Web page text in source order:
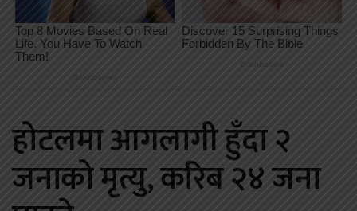
होटलमा आगलागी हुँदा २
जनाको मृत्यु, करिब २४ जना